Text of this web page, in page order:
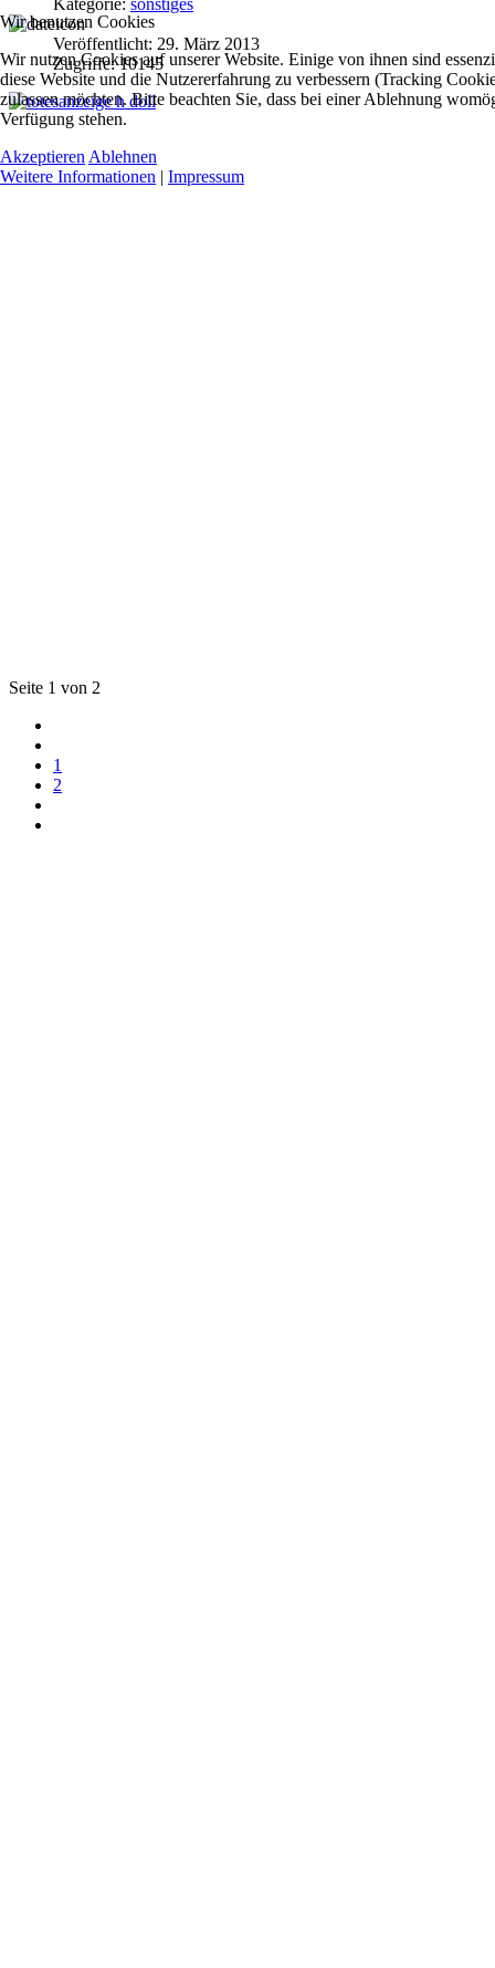
Kategorie: sonstiges
Veröffentlicht: 29. März 2013
Zugriffe: 10145
Seite 1 von 2
1
2
Wir benutzen Cookies
Wir nutzen Cookies auf unserer Website. Einige von ihnen sind
diese Website und die Nutzererfahrung zu verbessern (Tracking
zulassen möchten. Bitte beachten Sie, dass bei einer Ablehnung
Verfügung stehen.
Akzeptieren Ablehnen
Weitere Informationen | Impressum